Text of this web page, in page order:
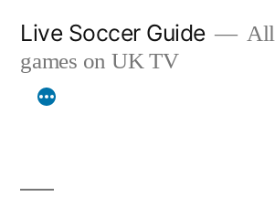
content
Live Soccer Guide
All
games on UK TV